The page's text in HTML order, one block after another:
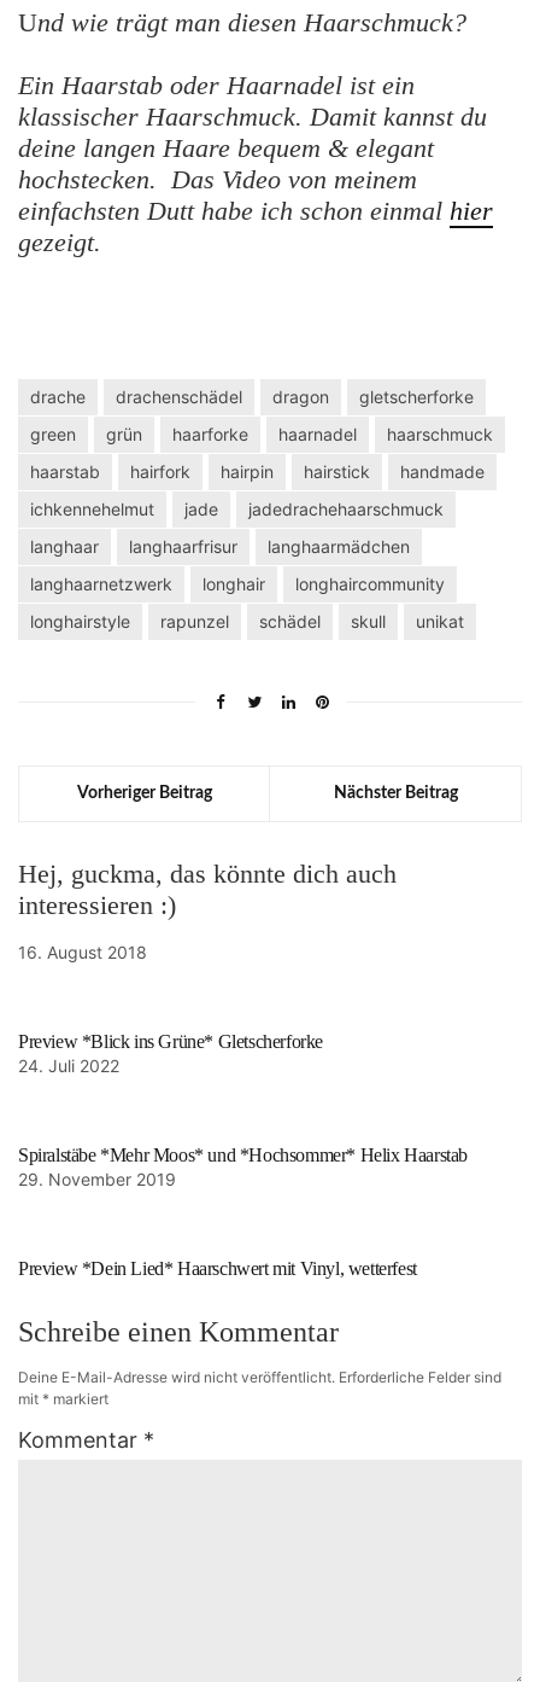
Und wie trägt man diesen Haarschmuck?
Ein Haarstab oder Haarnadel ist ein
klassischer Haarschmuck. Damit kannst du
deine langen Haare bequem & elegant
hochstecken. Das Video von meinem
einfachsten Dutt habe ich schon einmal hier
gezeigt.
drache drachenschädel dragon
gletscherforke
green
grün haarforke haarnadel
haarschmuck
haarstab
hairfork hairpin hairstick
handmade
ichkennehelmut
jade
jadedrachehaarschmuck
langhaar
langhaarfrisur
langhaarmädchen
langhaarnetzwerk
longhair
longhaircommunity
longhairstyle
rapunzel schädel skull unikat
Vorheriger Beitrag Nächster Beitrag
Hej, guckma, das könnte dich auch
interessieren :)
16. August 2018
Preview *Blick ins Grüne* Gletscherforke
24. Juli 2022
Spiralstäbe *Mehr Moos* und *Hochsommer* Helix Haarstab
29. November 2019
Preview *Dein Lied* Haarschwert mit Vinyl, wetterfest
Schreibe einen Kommentar
Deine E-Mail-Adresse wird nicht veröffentlicht. Erforderliche Felder sind
mit * markiert
Kommentar *